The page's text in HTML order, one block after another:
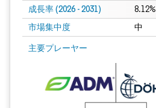
成長率 (2026 - 2031)
市場集中度 中
主要プレーヤー
画像 © Mordor Intelligence。再利用には